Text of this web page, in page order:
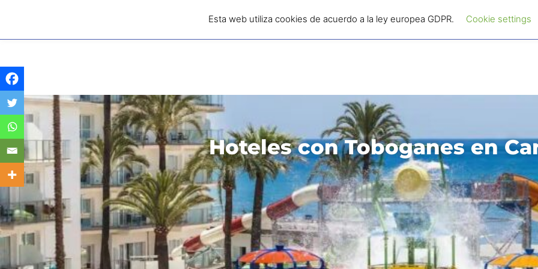
🏕️ Camping con toboganes 🏨 Hoteles con toboganes
Hoteles con Toboganes en
Esta web utiliza cookies de acuerdo a la ley europea GDPR. Cookie settings